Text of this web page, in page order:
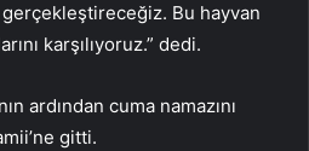
gerçekleştireceğiz. Bu hayvan
karşılıyoruz.” dedi.
ardından cuma namazını
gitti.